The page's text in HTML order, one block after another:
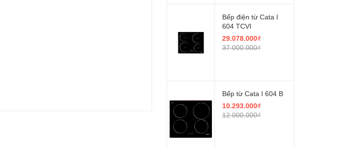
Bếp điện từ Cata I
604 TCVI
29.078.000₫
37.000.000₫
Bếp từ Cata I 604 B
10.293.000₫
12.000.000₫